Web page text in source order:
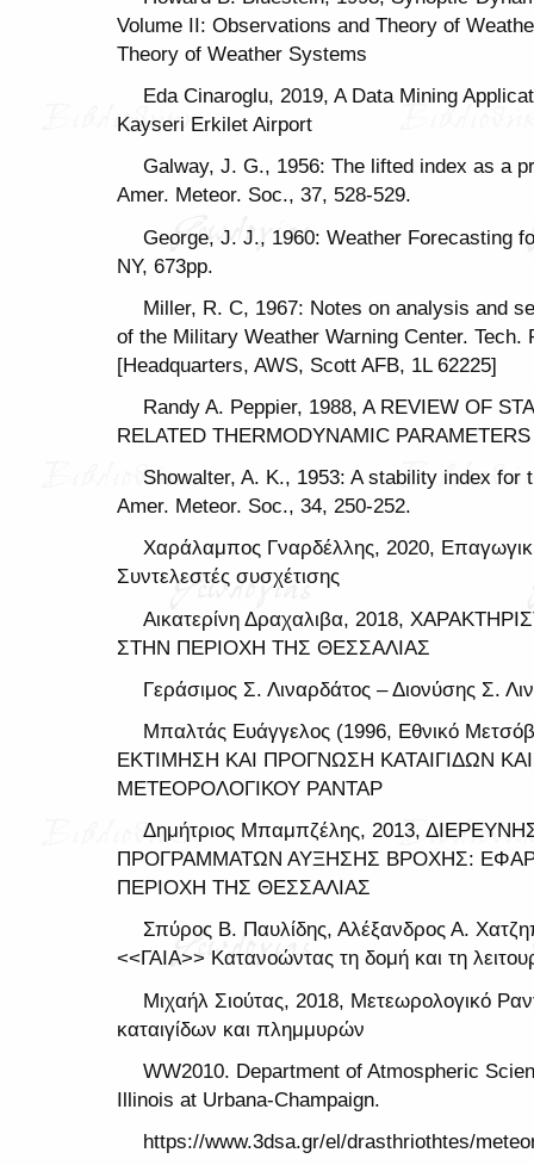
Volume II: Observations and Theory of
Theory of Weather Systems
Eda Cinaroglu, 2019, A Data Mining
Kayseri Erkilet Airport
Galway, J. G., 1956: The lifted index as a
Amer. Meteor. Soc., 37, 528-529.
George, J. J., 1960: Weather Forecasting
NY, 673pp.
Miller, R. C, 1967: Notes on analysis and
of the Military Weather Warning Center. Tech.
[Headquarters, AWS, Scott AFB, 1L 62225]
Randy A. Peppier, 1988, A REVIEW OF
RELATED THERMODYNAMIC PARAMETERS
Showalter, A. K., 1953: A stability index
Amer. Meteor. Soc., 34, 250-252.
Χαράλαμπος Γναρδέλλης, 2020,
Συντελεστές συσχέτισης
Αικατερίνη Δραχαλιβα, 2018,
ΣΤΗΝ ΠΕΡΙΟΧΗ ΤΗΣ ΘΕΣΣΑΛΙΑΣ
Γεράσιμος Σ. Λιναρδάτος – Διονύσης Σ.
Μπαλτάς Ευάγγελος (1996, Εθνικό
ΕΚΤΙΜΗΣΗ ΚΑΙ ΠΡΟΓΝΩΣΗ ΚΑΤΑΙΓΙΔΩΝ
ΜΕΤΕΟΡΟΛΟΓΙΚΟΥ ΡΑΝΤΑΡ
Δημήτριος Μπαμπζέλης, 2013,
ΠΡΟΓΡΑΜΜΑΤΩΝ ΑΥΞΗΣΗΣ ΒΡΟΧΗΣ:
ΠΕΡΙΟΧΗ ΤΗΣ ΘΕΣΣΑΛΙΑΣ
Σπύρος Β. Παυλίδης, Αλέξανδρος Α.
<<ΓΑΙΑ>> Κατανοώντας τη δομή και τη
Μιχαήλ Σιούτας, 2018, Μετεωρολογικό
καταιγίδων και πλημμυρών
WW2010. Department of Atmospheric
Illinois at Urbana-Champaign.
https://www.3dsa.gr/el/drasthriothtes/